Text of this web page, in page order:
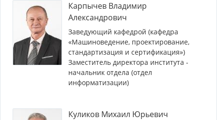
Карпычев Владимир
Александрович
Заведующий кафедрой (кафедра
«Машиноведение, проектирование,
стандартизация и сертификация»)
Заместитель директора института -
начальник отдела (отдел
информатизации)
Куликов Михаил Юрьевич